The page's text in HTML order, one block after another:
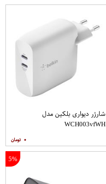
شارژر دیواری بلکین مدل
WCH003vfWH
۰
5%